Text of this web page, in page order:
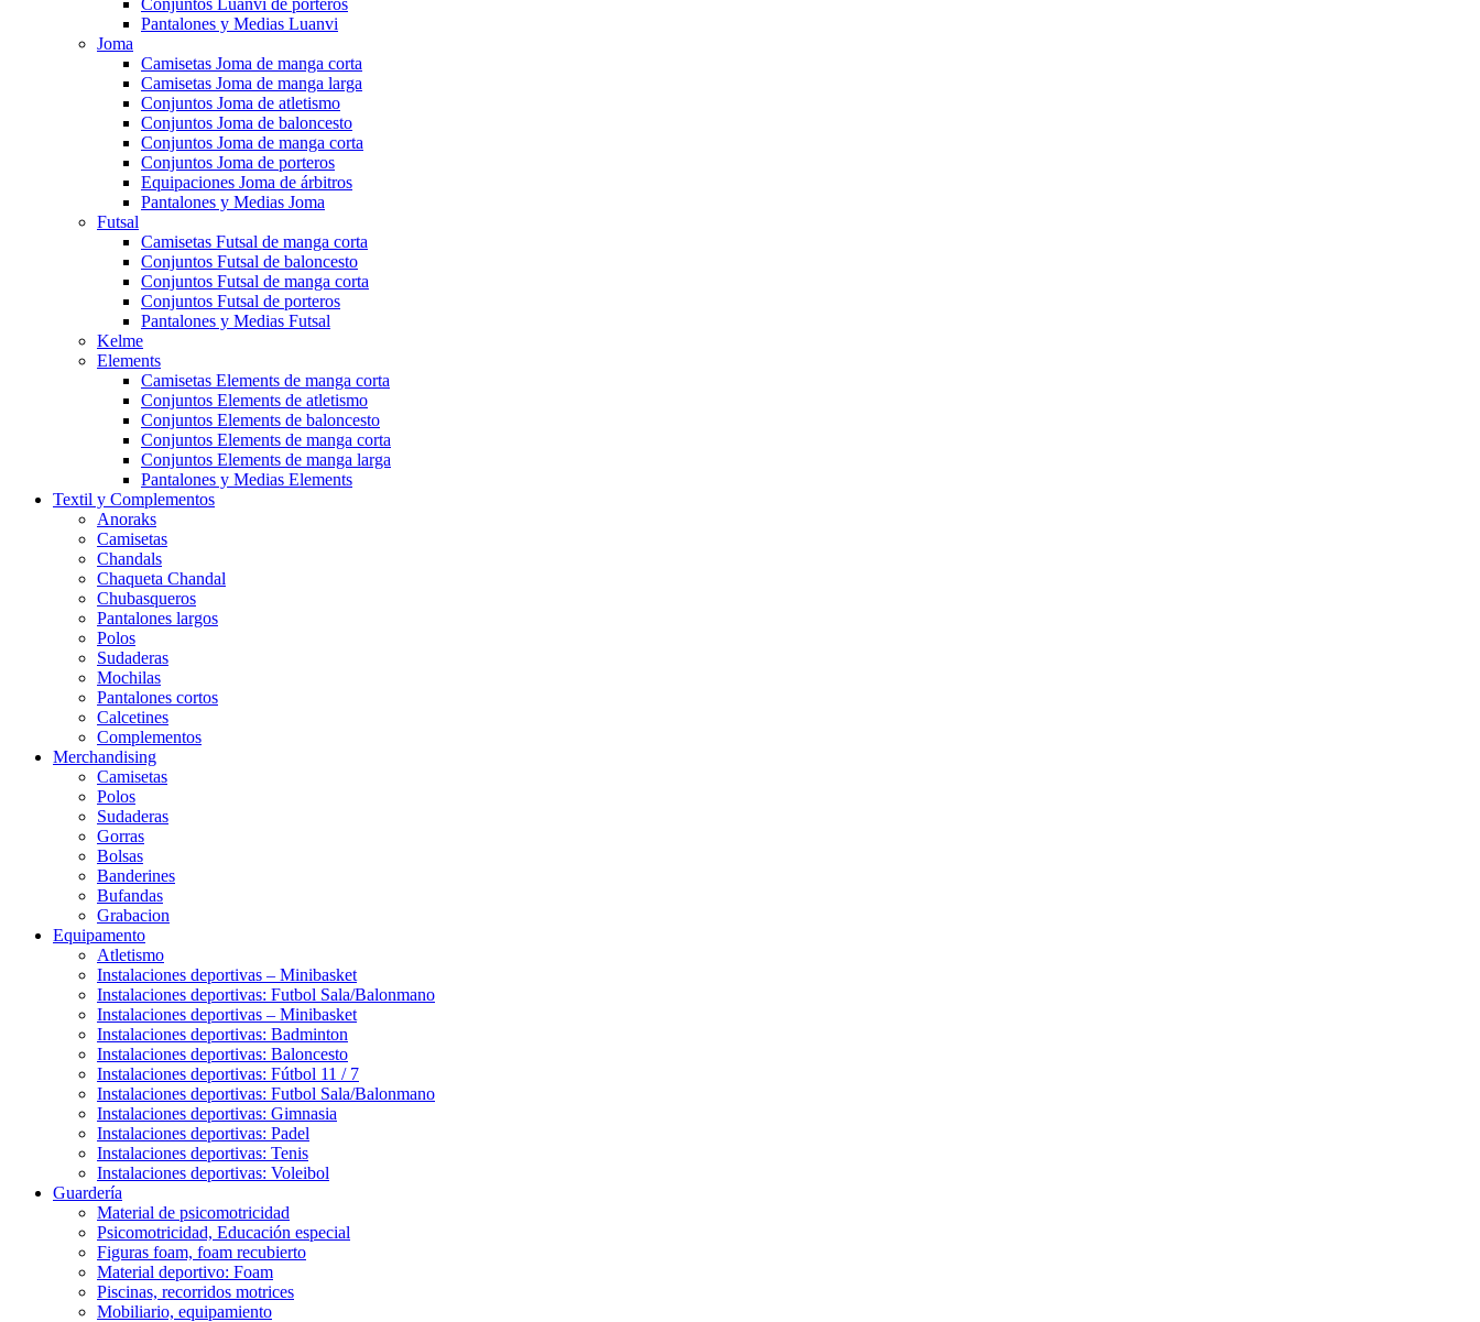
Conjuntos Luanvi de porteros
Pantalones y Medias Luanvi
Joma
Camisetas Joma de manga corta
Camisetas Joma de manga larga
Conjuntos Joma de atletismo
Conjuntos Joma de baloncesto
Conjuntos Joma de manga corta
Conjuntos Joma de porteros
Equipaciones Joma de árbitros
Pantalones y Medias Joma
Futsal
Camisetas Futsal de manga corta
Conjuntos Futsal de baloncesto
Conjuntos Futsal de manga corta
Conjuntos Futsal de porteros
Pantalones y Medias Futsal
Kelme
Elements
Camisetas Elements de manga corta
Conjuntos Elements de atletismo
Conjuntos Elements de baloncesto
Conjuntos Elements de manga corta
Conjuntos Elements de manga larga
Pantalones y Medias Elements
Textil y Complementos
Anoraks
Camisetas
Chandals
Chaqueta Chandal
Chubasqueros
Pantalones largos
Polos
Sudaderas
Mochilas
Pantalones cortos
Calcetines
Complementos
Merchandising
Camisetas
Polos
Sudaderas
Gorras
Bolsas
Banderines
Bufandas
Grabacion
Equipamento
Atletismo
Instalaciones deportivas – Minibasket
Instalaciones deportivas: Futbol Sala/Balonmano
Instalaciones deportivas – Minibasket
Instalaciones deportivas: Badminton
Instalaciones deportivas: Baloncesto
Instalaciones deportivas: Fútbol 11 / 7
Instalaciones deportivas: Futbol Sala/Balonmano
Instalaciones deportivas: Gimnasia
Instalaciones deportivas: Padel
Instalaciones deportivas: Tenis
Instalaciones deportivas: Voleibol
Guardería
Material de psicomotricidad
Psicomotricidad, Educación especial
Figuras foam, foam recubierto
Material deportivo: Foam
Piscinas, recorridos motrices
Mobiliario, equipamiento